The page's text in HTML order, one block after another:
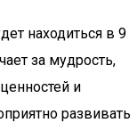
находиться в 9
за мудрость,
и
развивать